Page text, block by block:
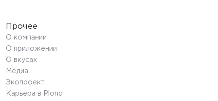
Прочее
О компании
О приложении
О вкусах
Медиа
Экопроект
Карьера в Plonq